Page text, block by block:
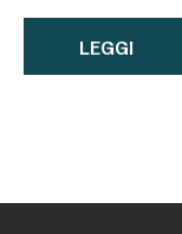
LEGGI